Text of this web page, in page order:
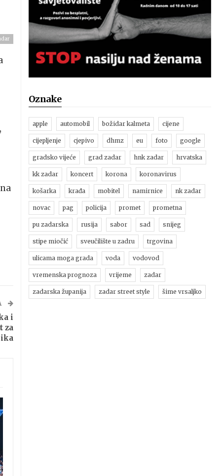
i
za
Oznake
apple automobil božidar kalmeta cijene
cijepljenje cjepivo dhmz eu foto google
gradsko vijeće grad zadar hnk zadar hrvatska
kk zadar koncert korona koronavirus
košarka krađa mobitel namirnice nk zadar
novac pag policija promet prometna
pu zadarska rusija sabor sad snijeg
stipe miočić sveučilište u zadru trgovina
ulicama moga grada voda vodovod
vremenska prognoza vrijeme zadar
zadarska županija zadar street style šime vrsaljko